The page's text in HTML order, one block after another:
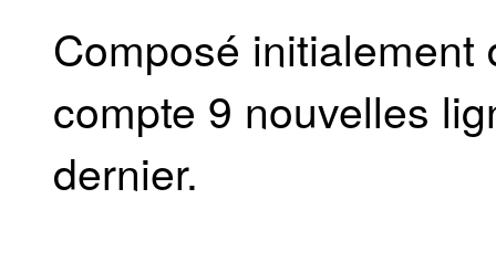
Composé
compte 9 nouvelles
dernier.